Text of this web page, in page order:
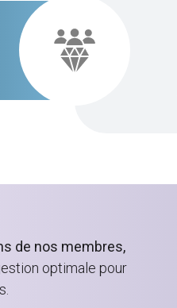
de nos membres,
optimale pour